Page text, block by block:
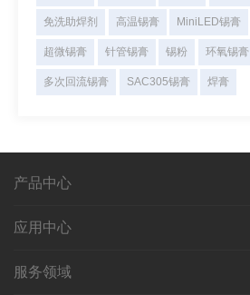
免洗助焊剂 高温锡膏 MiniLED锡膏
超微锡膏 针管锡膏 锡粉 环氧锡膏
多次回流锡膏 SAC305锡膏 焊膏
产品中心
应用中心
服务领域